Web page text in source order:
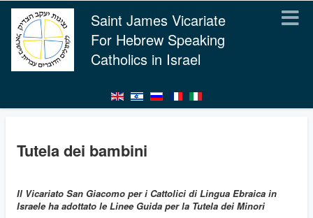
Saint James Vicariate
For Hebrew Speaking
Catholics in Israel
Tutela dei bambini
Il Vicariato San Giacomo per i Cattolici di Lingua Ebraica in
Israele ha adottato le Linee Guida per la Tutela dei Minori